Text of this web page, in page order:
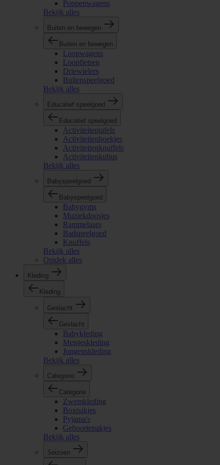
Poppenwagens
Bekijk alles
Buiten en bewegen
Buiten en bewegen
Loopwagens
Loopfietsen
Driewielers
Buitenspeelgoed
Bekijk alles
Educatief speelgoed
Educatief speelgoed
Activiteitentafels
Activiteitenboekjes
Activiteitenknuffels
Activiteitenkubus
Bekijk alles
Babyspeelgoed
Babyspeelgoed
Babygyms
Muziekdoosjes
Rammelaars
Badspeelgoed
Knuffels
Bekijk alles
Ontdek alles
Kleding
Kleding
Geslacht
Geslacht
Babykleding
Meisjeskleding
Jongenskleding
Bekijk alles
Categorie
Categorie
Zwemkleding
Boxpakjes
Pyjama's
Geboortepakjes
Bekijk alles
Seizoen